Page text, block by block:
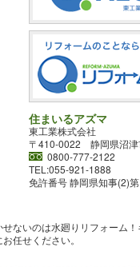
住まいるアズマ
東工業株式会社
〒410-0022 静岡県沼津
0800-777-2122
TEL:055-921-1888
免許番号 静岡県知事(2)
ないのは水廻りリフォーム
任せください。